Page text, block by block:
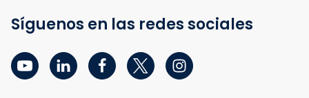
Síguenos en las redes sociales